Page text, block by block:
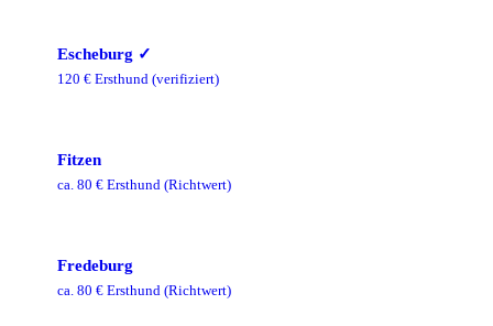
Escheburg ✓
120 € Ersthund (verifiziert)
Fitzen
ca. 80 € Ersthund (Richtwert)
Fredeburg
ca. 80 € Ersthund (Richtwert)